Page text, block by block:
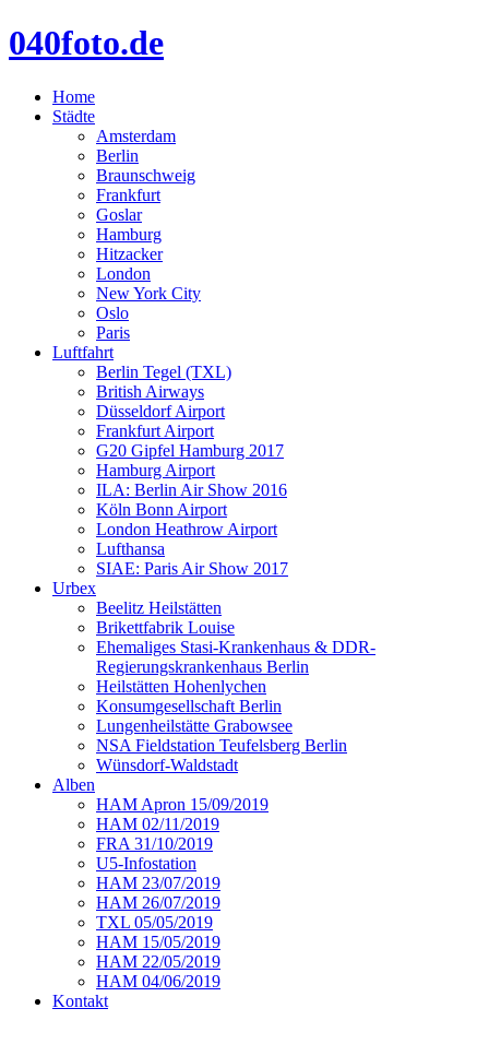
040foto.de
Home
Städte
Amsterdam
Berlin
Braunschweig
Frankfurt
Goslar
Hamburg
Hitzacker
London
New York City
Oslo
Paris
Luftfahrt
Berlin Tegel (TXL)
British Airways
Düsseldorf Airport
Frankfurt Airport
G20 Gipfel Hamburg 2017
Hamburg Airport
ILA: Berlin Air Show 2016
Köln Bonn Airport
London Heathrow Airport
Lufthansa
SIAE: Paris Air Show 2017
Urbex
Beelitz Heilstätten
Brikettfabrik Louise
Ehemaliges Stasi-Krankenhaus & DDR-
Regierungskrankenhaus Berlin
Heilstätten Hohenlychen
Konsumgesellschaft Berlin
Lungenheilstätte Grabowsee
NSA Fieldstation Teufelsberg Berlin
Wünsdorf-Waldstadt
Alben
HAM Apron 15/09/2019
HAM 02/11/2019
FRA 31/10/2019
U5-Infostation
HAM 23/07/2019
HAM 26/07/2019
TXL 05/05/2019
HAM 15/05/2019
HAM 22/05/2019
HAM 04/06/2019
Kontakt